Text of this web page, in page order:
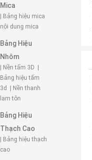
Mica
| Bảng hiệu mica
nội dung mica
Bảng Hiệu
Nhôm
| Nền tấm 3D
Bảng hiệu tấm
3d
| Nền thanh
lam tôn
Bảng Hiệu
Thạch Cao
| Bảng hiệu thạch
cao